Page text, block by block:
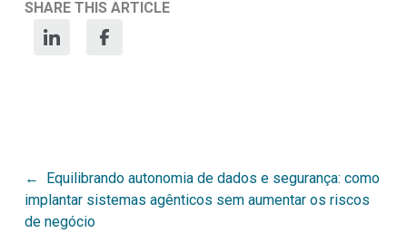
SHARE THIS ARTICLE
Post
navigation
Equilibrando autonomia de dados e segurança: como
implantar sistemas agênticos sem aumentar os riscos
de negócio